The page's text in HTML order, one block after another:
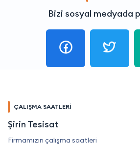
Bizi sosyal medyada
ÇALIŞMA SAATLERİ
Şirin Tesisat
Firmamızın çalışma saatleri